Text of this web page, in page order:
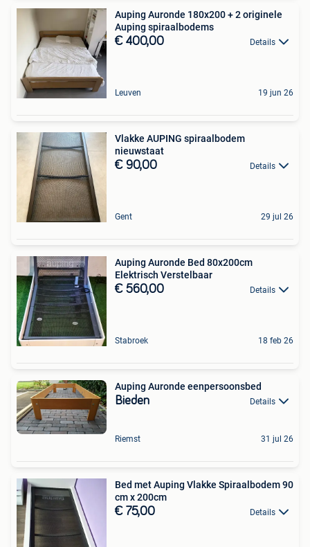
Auping Auronde 180x200 + 2 originele
Auping spiraalbodems
€ 400,00 Details
Leuven 19 jun 26
Vlakke AUPING spiraalbodem
nieuwstaat
€ 90,00 Details
Gent 29 jul 26
Auping Auronde Bed 80x200cm
Elektrisch Verstelbaar
€ 560,00 Details
Stabroek 18 feb 26
Auping Auronde eenpersoonsbed
Bieden Details
Riemst 31 jul 26
Bed met Auping Vlakke Spiraalbodem 90
cm x 200cm
€ 75,00 Details